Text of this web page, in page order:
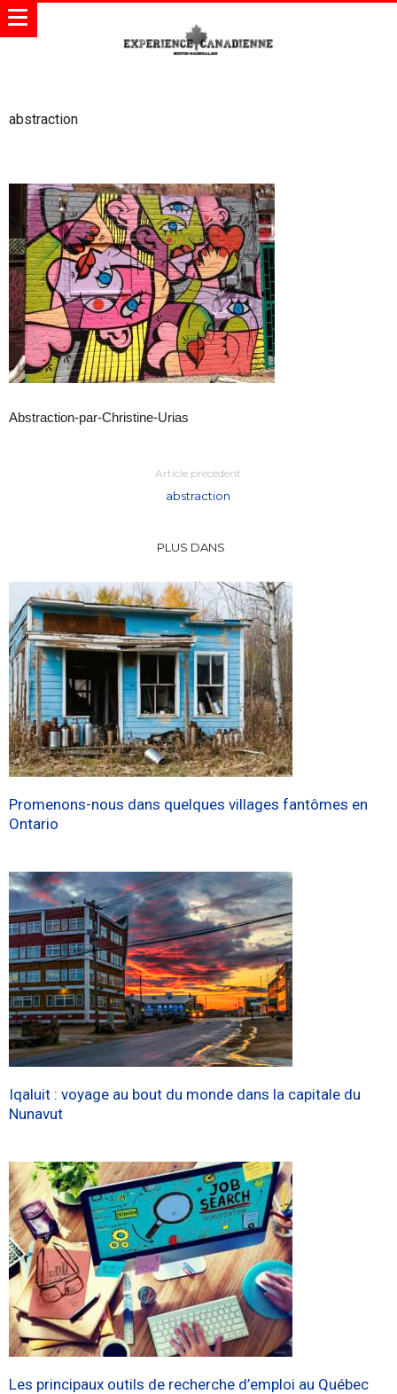
abstraction
Abstraction-par-Christine-Urias
Article précédent
abstraction
PLUS DANS
Promenons-nous dans quelques villages fantômes en
Ontario
Iqaluit : voyage au bout du monde dans la capitale du
Nunavut
Les principaux outils de recherche d’emploi au Québec